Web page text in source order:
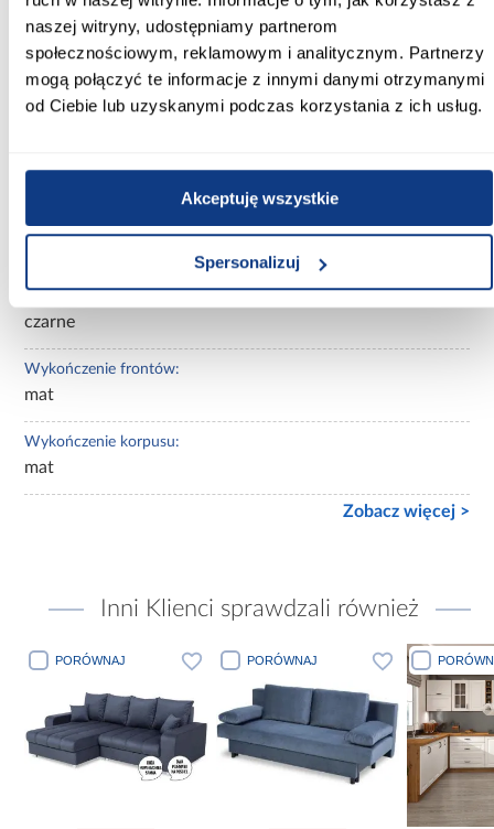
naszej witryny, udostępniamy partnerom
społecznościowym, reklamowym i analitycznym. Partnerzy
mogą połączyć te informacje z innymi danymi otrzymanymi
od Ciebie lub uzyskanymi podczas korzystania z ich usług.
Akceptuję wszystkie
Spersonalizuj
Kolekcja:
Aria White
Kolor frontów:
crystal white AFM
czarny
Wybarwienie frontów górnych:
Wybarwienie korpusu:
czarne
Wykończenie frontów:
mat
Wykończenie korpusu:
mat
Zobacz więcej >
Inni Klienci sprawdzali również
PORÓWNAJ PORÓWNAJ